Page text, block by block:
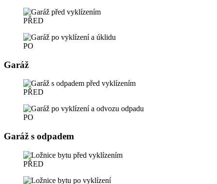
PŘED
PO
Garáž
PŘED
PO
Garáž s odpadem
PŘED